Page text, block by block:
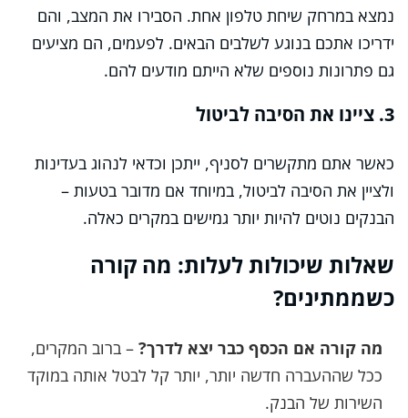
נמצא במרחק שיחת טלפון אחת. הסבירו את המצב, והם
ידריכו אתכם בנוגע לשלבים הבאים. לפעמים, הם מציעים
גם פתרונות נוספים שלא הייתם מודעים להם.
3. ציינו את הסיבה לביטול
כאשר אתם מתקשרים לסניף, ייתכן וכדאי לנהוג בעדינות
ולציין את הסיבה לביטול, במיוחד אם מדובר בטעות –
הבנקים נוטים להיות יותר גמישים במקרים כאלה.
שאלות שיכולות לעלות: מה קורה
כשממתינים?
מה קורה אם הכסף כבר יצא לדרך? – ברוב המקרים,
ככל שההעברה חדשה יותר, יותר קל לבטל אותה במוקד
השירות של הבנק.